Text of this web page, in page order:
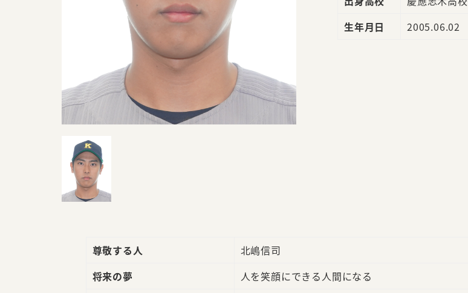
生年月日
2005.06.02
尊敬する人
北嶋信司
将来の夢
人を笑顔にできる人間になる